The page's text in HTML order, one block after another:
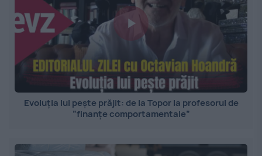
Evoluția lui pește prăjit: de la Topor la profesorul de
”finanțe comportamentale”